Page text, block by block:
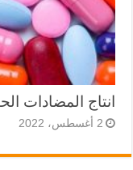
انتاج المضادات
2 أغسطس، 2022